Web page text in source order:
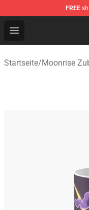
FREE
Open menu
Moonrise Store -
Startseite/Moonrise